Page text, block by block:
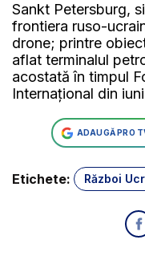
Sankt Petersburg,
frontiera ruso-
drone; printre
aflat terminalul
acostată în timpul
Internaţional din
ADAUGĂ PRO
Etichete: Război